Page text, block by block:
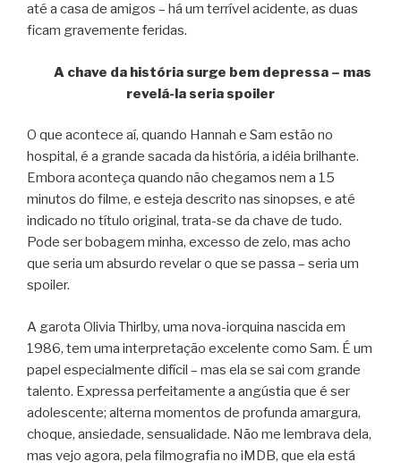
até a casa de amigos – há um terrível acidente, as duas
ficam gravemente feridas.
A chave da história surge bem depressa – mas
revelá-la seria spoiler
O que acontece aí, quando Hannah e Sam estão no
hospital, é a grande sacada da história, a idéia brilhante.
Embora aconteça quando não chegamos nem a 15
minutos do filme, e esteja descrito nas sinopses, e até
indicado no título original, trata-se da chave de tudo.
Pode ser bobagem minha, excesso de zelo, mas acho
que seria um absurdo revelar o que se passa – seria um
spoiler.
A garota Olivia Thirlby, uma nova-iorquina nascida em
1986, tem uma interpretação excelente como Sam. É um
papel especialmente difícil – mas ela se sai com grande
talento. Expressa perfeitamente a angústia que é ser
adolescente; alterna momentos de profunda amargura,
choque, ansiedade, sensualidade. Não me lembrava dela,
mas vejo agora, pela filmografia no iMDB, que ela está